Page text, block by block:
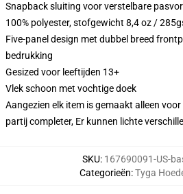
Snapback sluiting voor verstelbare
100% polyester, stofgewicht 8,4 oz /
Five-panel design met dubbel breed
bedrukking
Gesized voor leeftijden 13+
Vlek schoon met vochtige doek
Aangezien elk item is gemaakt alleen
partij completer, Er kunnen lichte
SKU: 167690091-US-
Categorieën:Tyga